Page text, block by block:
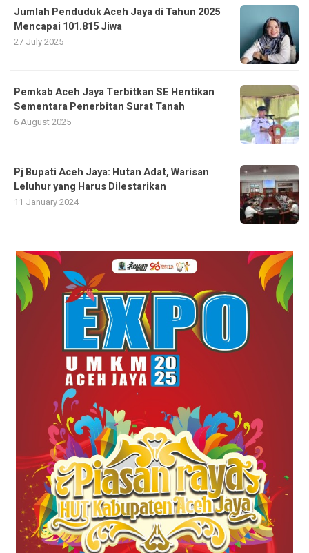
Jumlah Penduduk Aceh Jaya di Tahun 2025
Mencapai 101.815 Jiwa
27 July 2025
Pemkab Aceh Jaya Terbitkan SE Hentikan
Sementara Penerbitan Surat Tanah
6 August 2025
Pj Bupati Aceh Jaya: Hutan Adat, Warisan
Leluhur yang Harus Dilestarikan
11 January 2024